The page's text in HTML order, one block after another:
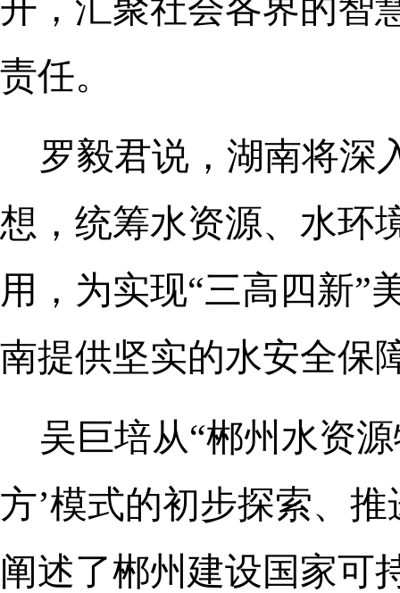
开，汇聚社会各界的智
责任。
罗毅君说，湖南将深
想，统筹水资源、水环
用，为实现“三高四新”
南提供坚实的水安全保
吴巨培从“郴州水资
方’模式的初步探索、
阐述了郴州建设国家可